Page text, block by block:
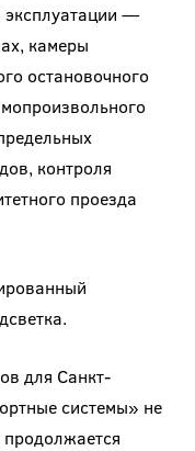
эксплуатации —
камеры
остановочного
контроля
проезда
для Санкт-
системы» не